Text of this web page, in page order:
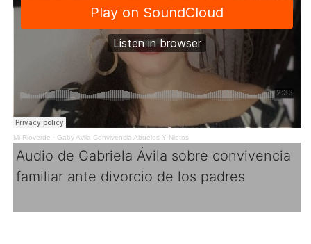
Mi Rioverde · Gaby Avila Convivencia Abuelos Y Nietos
Audio de Gabriela Ávila sobre convivencia
familiar ante divorcio de los padres